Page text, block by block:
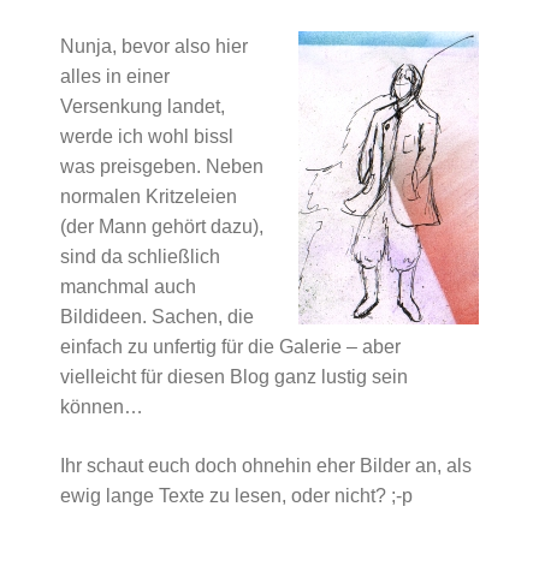
Nunja, bevor also hier
alles in einer
Versenkung landet,
werde ich wohl bissl
was preisgeben. Neben
normalen Kritzeleien
(der Mann gehört dazu),
sind da schließlich
manchmal auch
Bildideen. Sachen, die
einfach zu unfertig für die Galerie – aber
vielleicht für diesen Blog ganz lustig sein
können…
Ihr schaut euch doch ohnehin eher Bilder an, als
ewig lange Texte zu lesen, oder nicht? ;-p